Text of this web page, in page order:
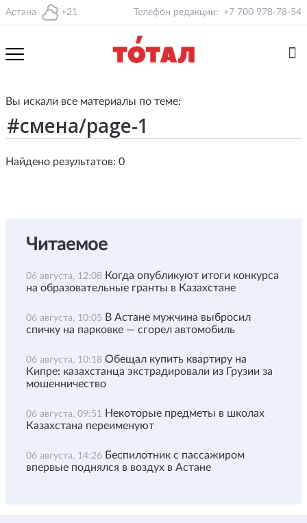
Астана +21 Телефон редакции: +7 700 978-78-54
Вы искали все материалы по теме:
Найдено результатов: 0
Читаемое
06 августа, 12:08 Когда опубликуют итоги конкурса
на образовательные гранты в Казахстане
06 августа, 10:05 В Астане мужчина выбросил
спичку на парковке — сгорел автомобиль
06 августа, 10:18 Обещал купить квартиру на
Кипре: казахстанца экстрадировали из Грузии за
мошенничество
06 августа, 09:51 Некоторые предметы в школах
Казахстана переименуют
06 августа, 14:26 Беспилотник с пассажиром
впервые поднялся в воздух в Астане